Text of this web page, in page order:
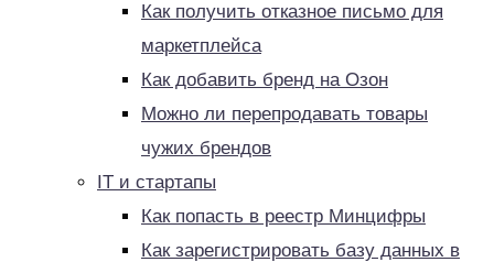
Как получить отказное письмо для
маркетплейса
Как добавить бренд на Озон
Можно ли перепродавать товары
чужих брендов
IT и стартапы
Как попасть в реестр Минцифры
Как зарегистрировать базу данных в